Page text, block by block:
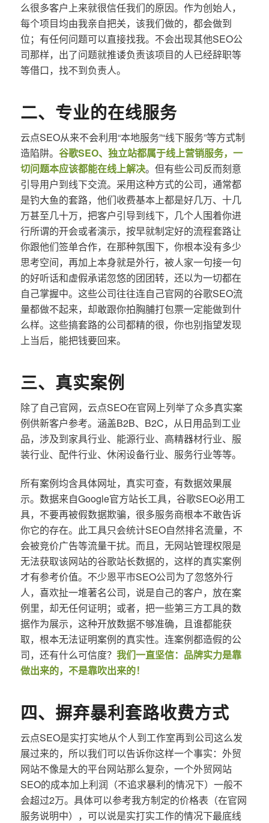
么很多客户上来就很信任我们的原因。作为创始人，
每个项目均由我亲自把关，该我们做的，都会做到
位；有任何问题可以直接找我。不会出现其他SEO公
司那样，出了问题就推诿负责该项目的人已经辞职等
等借口，找不到负责人。
二、专业的在线服务
云点SEO从来不会利用“本地服务”“线下服务”等方式制
造陷阱。 谷歌SEO、独立站都属于线上营销服务，一
切问题本应该都能在线上解决。但有些公司反而刻意
引导用户到线下交流。采用这种方式的公司，通常都
是钓大鱼的套路，他们收费基本上都是好几万、十几
万甚至几十万，把客户引导到线下，几个人围着你进
行所谓的开会或者演示，按早就制定好的流程套路让
你跟他们签单合作，在那种氛围下，你根本没有多少
思考空间，再加上本身就是外行，被人家一句接一句
的好听话和虚假承诺忽悠的团团转，还以为一切都在
自己掌握中。这些公司往往连自己官网的谷歌SEO流
量都做不起来，却敢跟你拍胸脯打包票一定能做到什
么样。这些搞套路的公司都精的很，你也别指望发现
上当后，能把钱要回来。
三、真实案例
除了自己官网，云点SEO在官网上列举了众多真实案
例供新客户参考。涵盖B2B、B2C，从日用品到工业
品，涉及到家具行业、能源行业、高精器材行业、服
装行业、配件行业、休闲设备行业、服务行业等等。
所有案例均含具体网址，真实可查，有数据效果展
示。数据来自Google官方站长工具，谷歌SEO必用工
具，不要再被假数据欺骗，很多服务商根本不敢告诉
你它的存在。此工具只会统计SEO自然排名流量，不
会被竞价广告等流量干扰。而且，无网站管理权限是
无法获取该网站的谷歌站长数据的，这样的真实案例
才有参考价值。不少恩平市SEO公司为了忽悠外行
人，喜欢扯一堆著名公司，说是自己的客户，放在案
例里，却无任何证明；或者，把一些第三方工具的数
据作为展示，这种开放数据不够准确，且谁都能获
取，根本无法证明案例的真实性。连案例都造假的公
司，还有什么可信度？ 我们一直坚信：品牌实力是靠
做出来的，不是靠吹出来的！
四、摒弃暴利套路收费方式
云点SEO是实打实地从个人到工作室再到公司这么发
展过来的，所以我们可以告诉你这样一个事实：外贸
网站不像是大的平台网站那么复杂，一个外贸网站
SEO的成本加上利润（不追求暴利的情况下）一般不
会超过2万。具体可以参考我方制定的价格表（在官网
服务说明中），可以说是实打实工作的情况下最底线